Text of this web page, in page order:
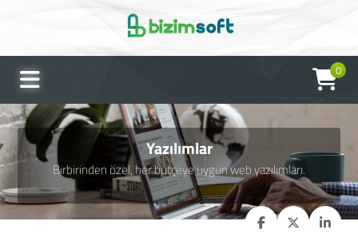
0
Yazılımlar
Birbirinden özel, her bütçeye uygun web yazılımları.